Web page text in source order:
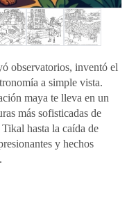
observatorios, inventó el
a simple vista.
maya te lleva en un
más sofisticadas de
hasta la caída de
y hechos